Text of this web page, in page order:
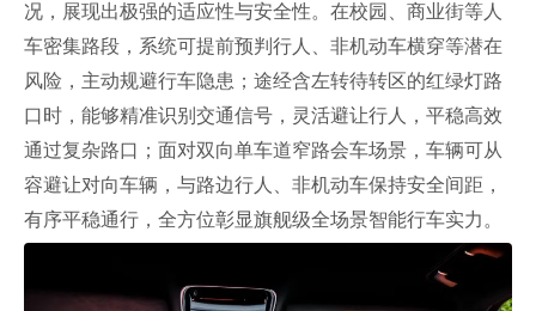
况，展现出极强的适应性与安全性。在校园、商业街等人
车密集路段，系统可提前预判行人、非机动车横穿等潜在
风险，主动规避行车隐患；途经含左转待转区的红绿灯路
口时，能够精准识别交通信号，灵活避让行人，平稳高效
通过复杂路口；面对双向单车道窄路会车场景，车辆可从
容避让对向车辆，与路边行人、非机动车保持安全间距，
有序平稳通行，全方位彰显旗舰级全场景智能行车实力。